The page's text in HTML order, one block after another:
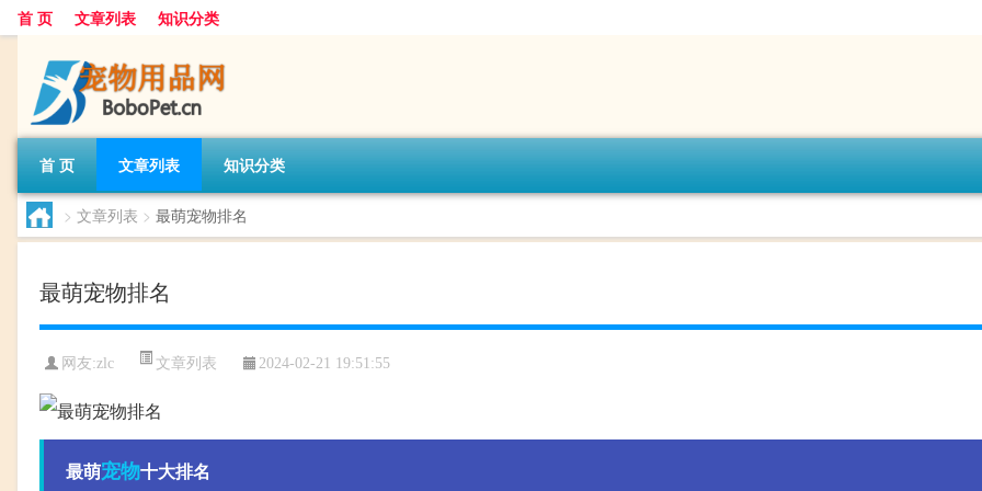
首 页 文章列表 知识分类
首 页 文章列表 知识分类
> 文章列表 > 最萌宠物排名
最萌宠物排名
网友:zlc 文章列表 2024-02-21 19:51:55
最萌宠物十大排名